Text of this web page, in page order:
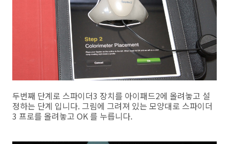
두번째 단계로 스파이더3 장치를 아이패드2에 올려놓고 설
정하는 단계 입니다. 그림에 그려져 있는 모양대로 스파이더
3 프로를 올려놓고 OK 를 누릅니다.